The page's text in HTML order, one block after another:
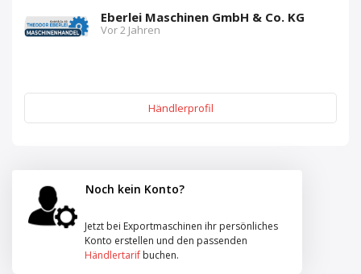
Eberlei Maschinen GmbH & Co. KG
Vor 2 Jahren
Händlerprofil
Noch kein Konto?
Jetzt bei Exportmaschinen ihr persönliches
Konto erstellen und den passenden
Händlertarif buchen.